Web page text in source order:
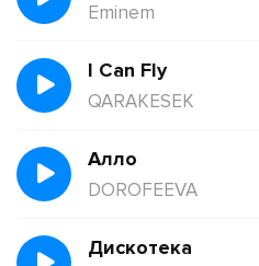
Eminem
I Can Fly
QARAKESEK
Алло
DOROFEEVA
Дискотека